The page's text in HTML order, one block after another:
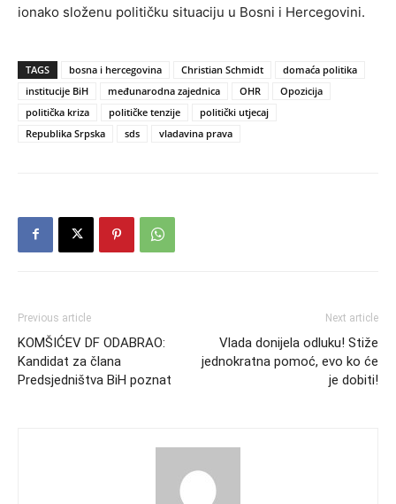
ionako složenu političku situaciju u Bosni i Hercegovini.
TAGS bosna i hercegovina Christian Schmidt
domaća politika
institucije BiH
međunarodna zajednica OHR
Opozicija
politička kriza
političke tenzije
politički utjecaj
Republika Srpska
sds vladavina prava
Previous article
KOMŠIĆEV DF ODABRAO:
Kandidat za člana
Predsjedništva BiH poznat
Next article
Vlada donijela odluku! Stiže
jednokratna pomoć, evo ko će
je dobiti!